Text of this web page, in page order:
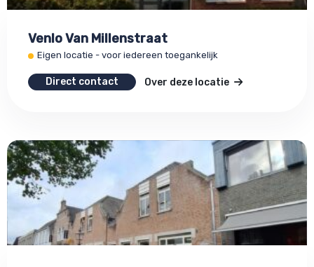
Venlo Van Millenstraat
Eigen locatie - voor iedereen toegankelijk
Direct contact Over deze locatie